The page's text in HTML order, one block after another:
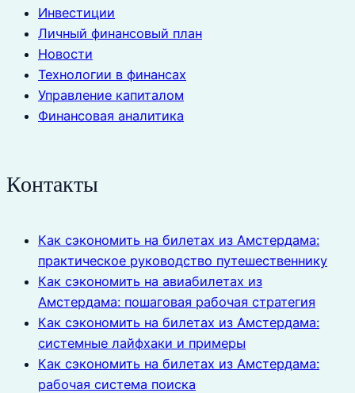
Инвестиции
Личный финансовый план
Новости
Технологии в финансах
Управление капиталом
Финансовая аналитика
Контакты
Как сэкономить на билетах из Амстердама:
практическое руководство путешественнику
Как сэкономить на авиабилетах из
Амстердама: пошаговая рабочая стратегия
Как сэкономить на билетах из Амстердама:
системные лайфхаки и примеры
Как сэкономить на билетах из Амстердама:
рабочая система поиска